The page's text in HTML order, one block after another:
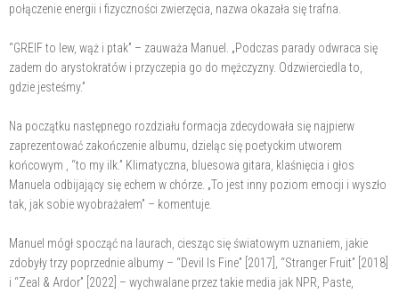
połączenie energii i fizyczności zwierzęcia, nazwa okazała się trafna.
“GREIF to lew, wąż i ptak” – zauważa Manuel. „Podczas parady odwraca się
zadem do arystokratów i przyczepia go do mężczyzny. Odzwierciedla to,
gdzie jesteśmy.”
Na początku następnego rozdziału formacja zdecydowała się najpierw
zaprezentować zakończenie albumu, dzieląc się poetyckim utworem
końcowym , “to my ilk.” Klimatyczna, bluesowa gitara, klaśnięcia i głos
Manuela odbijający się echem w chórze. „To jest inny poziom emocji i wyszło
tak, jak sobie wyobrażałem” – komentuje.
Manuel mógł spocząć na laurach, ciesząc się światowym uznaniem, jakie
zdobyły trzy poprzednie albumy – “Devil Is Fine” [2017], “Stranger Fruit” [2018]
i “Zeal & Ardor” [2022] – wychwalane przez takie media jak NPR, Paste,